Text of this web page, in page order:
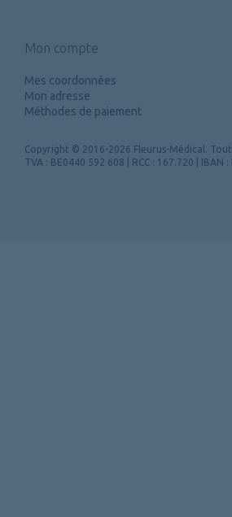
Mon compte
Mes coordonnées
Mon adresse
Méthodes de paiement
Copyright © 2016-2026 Fleurus-Médical.
TVA : BE0440 592 608 | RCC : 167.720 | IBAN